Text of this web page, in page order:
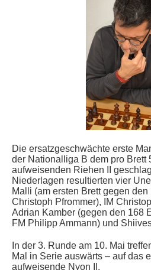
Die ersatzgeschwächte erste
der Nationalliga B dem pro Brett
aufweisenden Riehen II
Niederlagen resultierten vier
Malli (am ersten Brett gegen
Christoph Pfrommer), IM
Adrian Kamber (gegen den 168
FM Philipp Ammann) und
In der 3. Runde am 10. Mai
Mal in Serie auswärts – auf das
aufweisende Nyon II.